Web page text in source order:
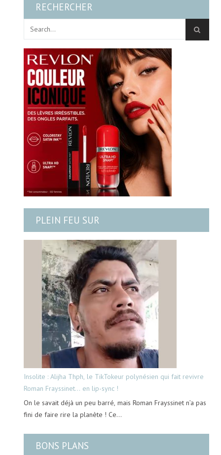
RECHERCHER
PLEIN FEU SUR
Insolite : Alijha Thph, le TikTokeur polynésien qui fait revivre
Roman Frayssinet… en lip-sync !
On le savait déjà un peu barré, mais Roman Frayssinet n’a pas
fini de faire rire la planète ! Ce…
BONS PLANS